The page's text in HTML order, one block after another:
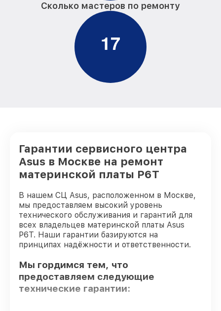
Сколько мастеров по ремонту
17
Гарантии сервисного центра
Asus в Москве на ремонт
материнской платы P6T
В нашем СЦ Asus, расположенном в Москве,
мы предоставляем высокий уровень
технического обслуживания и гарантий для
всех владельцев материнской платы Asus
P6T. Наши гарантии базируются на
принципах надёжности и ответственности.
Мы гордимся тем, что
предоставляем следующие
технические гарантии: